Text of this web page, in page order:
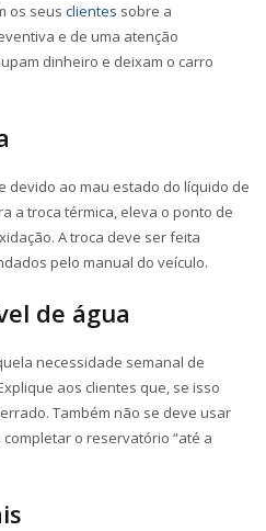
os seus clientes sobre a
e de uma atenção
dinheiro e deixam o carro
devido ao mau estado do líquido de
a troca térmica, eleva o ponto de
A troca deve ser feita
pelo manual do veículo.
de água
necessidade semanal de
aos clientes que, se isso
Também não se deve usar
o reservatório “até a